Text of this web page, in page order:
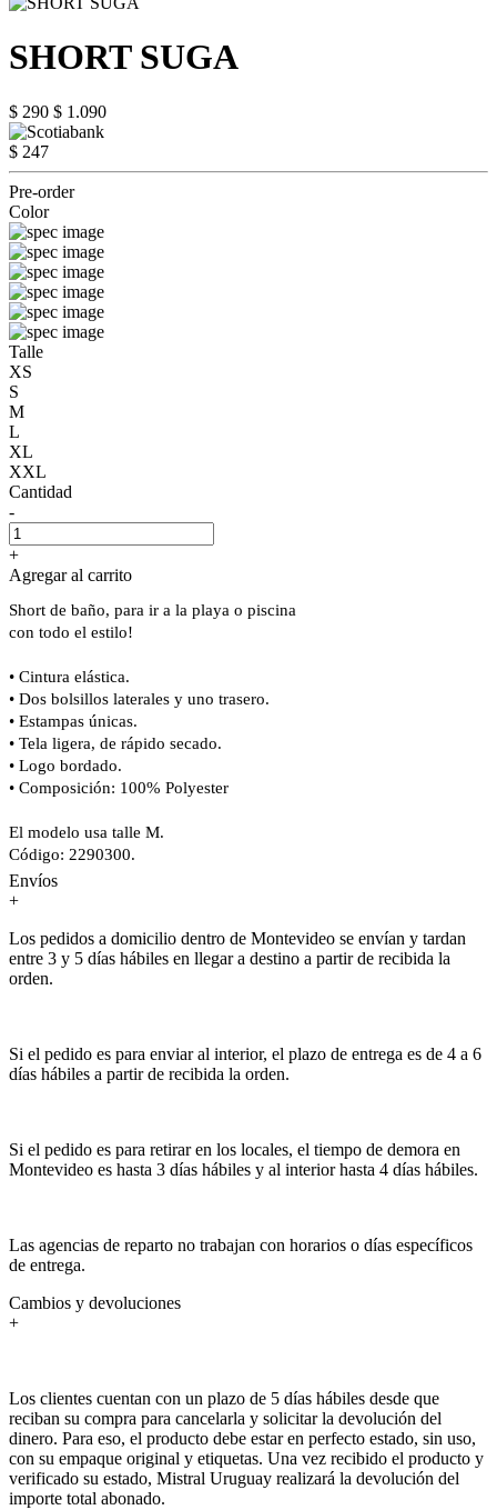
SHORT SUGA
$ 290 $ 1.090
$ 247
Pre-order
Color
Talle
XS
S
M
L
XL
XXL
Cantidad
-
+
Agregar al carrito
Short de baño, para ir a la playa o piscina
con todo el estilo!
• Cintura elástica.
• Dos bolsillos laterales y uno trasero.
• Estampas únicas.
• Tela ligera, de rápido secado.
• Logo bordado.
• Composición: 100% Polyester
El modelo usa talle M.
Código: 2290300.
Envíos
+
Los pedidos a domicilio dentro de Montevideo se envían y tardan
entre 3 y 5 días hábiles en llegar a destino a partir de recibida la
orden.
Si el pedido es para enviar al interior, el plazo de entrega es de 4 a 6
días hábiles a partir de recibida la orden.
Si el pedido es para retirar en los locales, el tiempo de demora en
Montevideo es hasta 3 días hábiles y al interior hasta 4 días hábiles.
Las agencias de reparto no trabajan con horarios o días específicos
de entrega.
Cambios y devoluciones
+
Los clientes cuentan con un plazo de 5 días hábiles desde que
reciban su compra para cancelarla y solicitar la devolución del
dinero. Para eso, el producto debe estar en perfecto estado, sin uso,
con su empaque original y etiquetas. Una vez recibido el producto y
verificado su estado, Mistral Uruguay realizará la devolución del
importe total abonado.